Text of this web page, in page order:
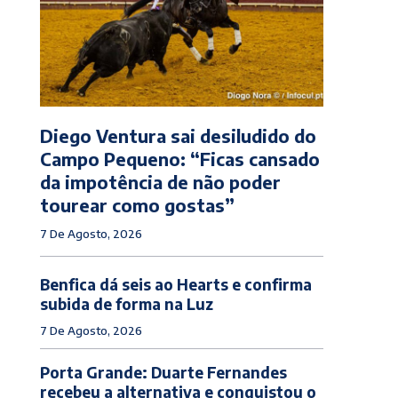
Diego Ventura sai desiludido do
Campo Pequeno: “Ficas cansado
da impotência de não poder
tourear como gostas”
7 De Agosto, 2026
Benfica dá seis ao Hearts e confirma
subida de forma na Luz
7 De Agosto, 2026
Porta Grande: Duarte Fernandes
recebeu a alternativa e conquistou o